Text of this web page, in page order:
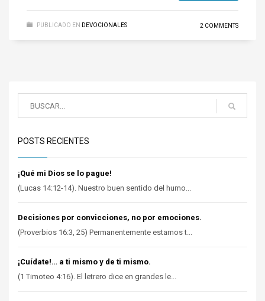
PUBLICADO EN DEVOCIONALES 2 COMMENTS
POSTS RECIENTES
¡Qué mi Dios se lo pague!
(Lucas 14:12-14). Nuestro buen sentido del humo...
Decisiones por convicciones, no por emociones.
(Proverbios 16:3, 25) Permanentemente estamos t...
¡Cuídate!… a ti mismo y de ti mismo.
(1 Timoteo 4:16). El letrero dice en grandes le...